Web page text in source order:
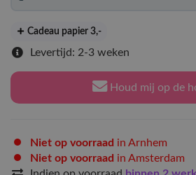
Cadeau papier 3,-
Levertijd: 2-3 weken
Houd mij op de
Niet op voorraad in Arnhem
Niet op voorraad in Amsterdam